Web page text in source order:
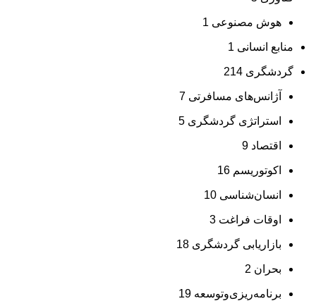
هوش مصنوعی 1
منابع انسانی 1
گردشگری 214
آژانس‌های مسافرتی 7
استراتژی گردشگری 5
اقتصاد 9
اکوتوریسم 16
انسان‌شناسی 10
اوقات فراغت 3
بازاریابی گردشگری 18
بحران 2
برنامه‌ریزی‌وتوسعه 19